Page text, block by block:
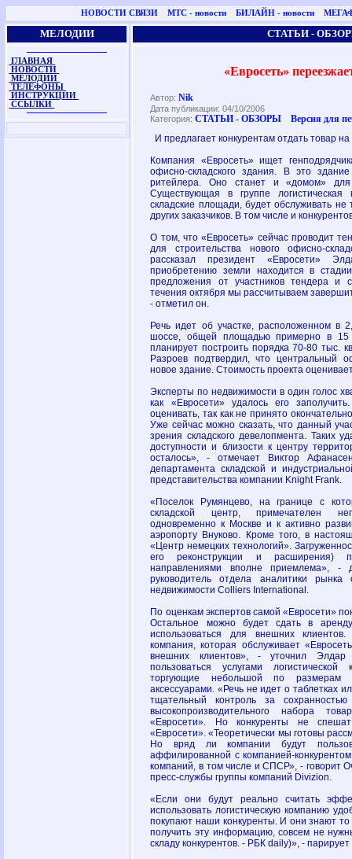
НОВОСТИ СВЯЗИ МТС - новости БИЛАЙН - новости
МЕЛОДИИ
ГЛАВНАЯ
НОВОСТИ
МЕЛОДИИ
ТЕЛЕФОНЫ
ИНСТРУКЦИИ
ССЫЛКИ
СТАТЬИ -
«Евросеть»
Автор:Nik
Дата публикации: 04/10/2006
Категория:СТАТЬИ - ОБЗОРЫ
Версия для
И предлагает конкурентам отдать товар
Компания «Евросеть» ищет
офисно-складского здания. В это
ритейлера. Оно станет и «домом» для
Существующая в группе логистическая
складские площади, будет обслуживать не
других заказчиков. В том числе и
О том, что «Евросеть» сейчас проводит
для строительства нового офисно-
рассказал президент «Евросети»
приобретению земли находится в
предложения от участников тендера и
течения октября мы рассчитываем
- отметил он.
Речь идет об участке, расположенном в
шоссе, общей площадью примерно в 15
планирует построить порядка 70-80 тыс.
Разроев подтвердил, что центральный
новое здание. Стоимость проекта
Эксперты по недвижимости в один голос
как «Евросети» удалось его
оценивать, так как не принято
Уже сейчас можно сказать, что данный
зрения складского девелопмента. Таких
доступности и близости к центру
осталось», - отмечает Виктор
департамента складской и
представительства компании Knight Frank.
«Поселок Румянцево, на границе с
складской центр, примечателен
одновременно к Москве и к активно
аэропорту Внуково. Кроме того, в
«Центр немецких технологий».
его реконструкции и расширения)
направлениями вполне приемлема», -
руководитель отдела аналитики
недвижимости Colliers International.
По оценкам экспертов самой «Евросети»
Остальное можно будет сдать в
использоваться для внешних
компания, которая обслуживает
внешних клиентов», - уточнил
пользоваться услугами
торгующие небольшой по размерам
аксессуарами. «Речь не идет о таблетках
тщательный контроль за
высокопроизводительного набора
«Евросети». Но конкуренты не спешат
«Евросети». «Теоретически мы готовы
Но вряд ли компании будут
аффилированной с компанией-
компаний, в том числе и СПСР», - говорит
пресс-службы группы компаний Divizion.
«Если они будут реально считать
использовать логистическую компанию
покупают наши конкуренты. И они знают
получить эту информацию, совсем не
складу конкурентов. - РБК daily)», - парирует